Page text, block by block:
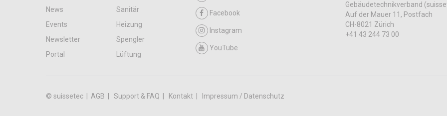
News
Sanitär
Events
Heizung
Newsletter
Spengler
Portal
Lüftung
Facebook
Instagram
YouTube
Gebäudetechnikverband
Auf der Mauer 11, Postfach
CH-8021 Zürich
+41 43 244 73 00
© suissetec | AGB Support & FAQ Kontakt Impressum / Datenschutz